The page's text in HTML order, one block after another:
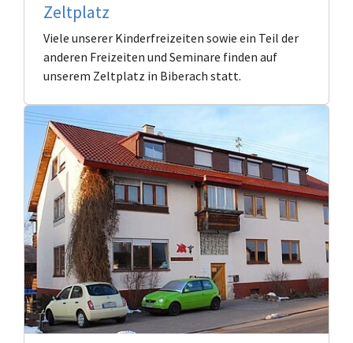
Zeltplatz
Viele unserer Kinderfreizeiten sowie ein Teil der
anderen Freizeiten und Seminare finden auf
unserem Zeltplatz in Biberach statt.